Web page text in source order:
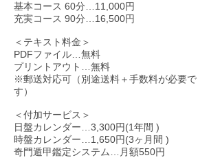
基本コース 60分…11,000円
充実コース 90分…16,500円
＜ テキスト料金 ＞
PDFファイル…無料
プリントアウト…無料
※郵送対応可（別途送料＋手数料が必要で
す）
＜付加サービス ＞
日盤カレンダー…3,300円(1年間 )
時盤カレンダー…1,650円(3ヶ月間 )
奇門遁甲鑑定システム…月額550円